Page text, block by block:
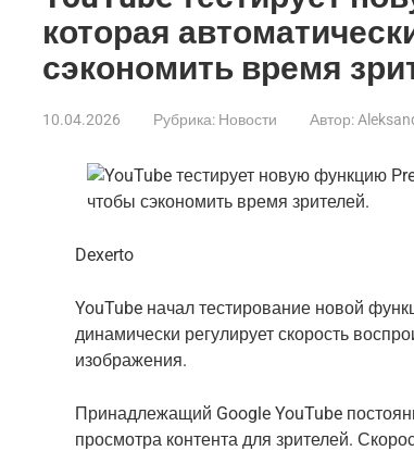
которая
сэкономить время
10.04.2026 Рубрика: Новости Автор:
Dexerto
YouTube начал тестирование новой
динамически регулирует скорость
изображения.
Принадлежащий Google YouTube
просмотра контента для зрителей.